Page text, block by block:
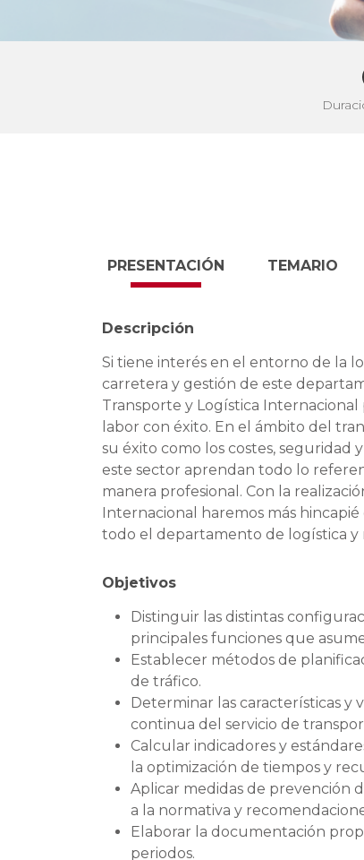
PRESENTACIÓN
Descripción
Si tiene interés en el entorno de la
carretera y gestión de este
Transporte y Logística
labor con éxito. En el ámbito del
su éxito como los costes, seguridad
este sector aprendan todo lo
manera profesional. Con la
Internacional haremos más
todo el departamento de logística y
Objetivos
Distinguir las distintas
principales funciones que
Establecer métodos de
de tráfico.
Determinar las características y
continua del servicio de
Calcular indicadores y
la optimización de tiempos y
Aplicar medidas de prevención
a la normativa y
Elaborar la documentación
periodos.
TEMARIO